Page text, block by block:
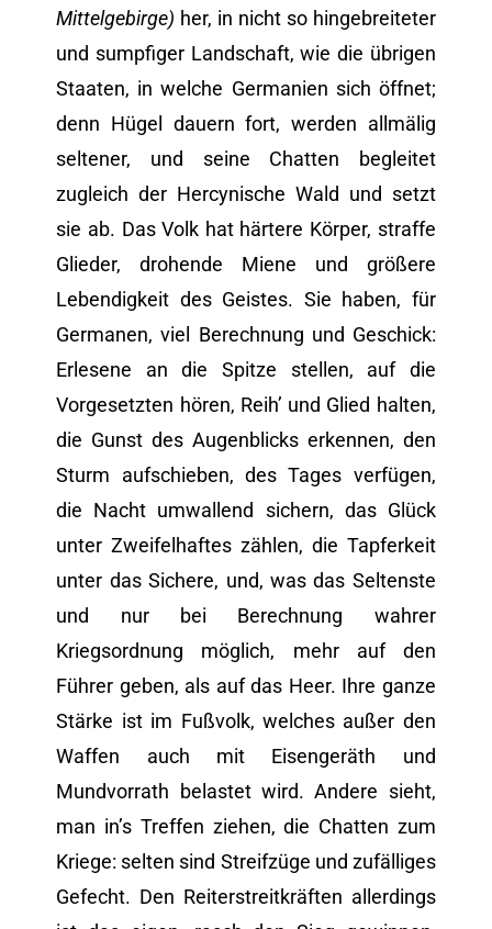
Mittelgebirge) her, in nicht so hingebreiteter
und sumpfiger Landschaft, wie die übrigen
Staaten, in welche Germanien sich öffnet;
denn Hügel dauern fort, werden allmälig
seltener, und seine Chatten begleitet
zugleich der Hercynische Wald und setzt
sie ab. Das Volk hat härtere Körper, straffe
Glieder, drohende Miene und größere
Lebendigkeit des Geistes. Sie haben, für
Germanen, viel Berechnung und Geschick:
Erlesene an die Spitze stellen, auf die
Vorgesetzten hören, Reih’ und Glied halten,
die Gunst des Augenblicks erkennen, den
Sturm aufschieben, des Tages verfügen,
die Nacht umwallend sichern, das Glück
unter Zweifelhaftes zählen, die Tapferkeit
unter das Sichere, und, was das Seltenste
und nur bei Berechnung wahrer
Kriegsordnung möglich, mehr auf den
Führer geben, als auf das Heer. Ihre ganze
Stärke ist im Fußvolk, welches außer den
Waffen auch mit Eisengeräth und
Mundvorrath belastet wird. Andere sieht,
man in’s Treffen ziehen, die Chatten zum
Kriege: selten sind Streifzüge und zufälliges
Gefecht. Den Reiterstreitkräften allerdings